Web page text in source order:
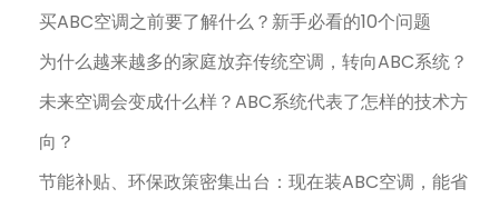
买ABC空调之前要了解什么？新手必看的10个问题
为什么越来越多的家庭放弃传统空调，转向ABC系统？
未来空调会变成什么样？ABC系统代表了怎样的技术方
向？
节能补贴、环保政策密集出台：现在装ABC空调，能省